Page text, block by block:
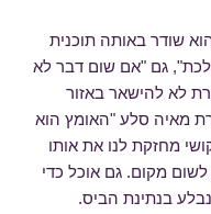
שודר באותה תוכנית
גם "אם שום דבר לא
לא להישאר באזור
מאיה סלע "האומץ הוא
מחזקת לנו את אותו
מקום. גם אוכל כדי
בנתינת הביס.